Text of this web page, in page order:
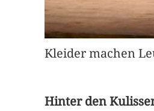
Kleider machen
Hinter den